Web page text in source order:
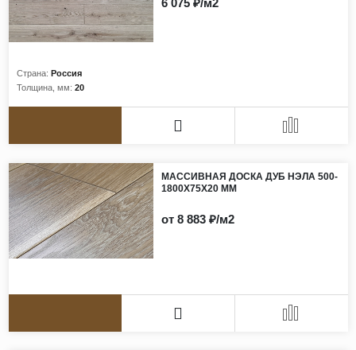
Страна: Россия
Толщина, мм: 20
МАССИВНАЯ ДОСКА ДУБ НЭЛА 500-
1800Х75Х20 ММ
от 8 883 ₽/м2